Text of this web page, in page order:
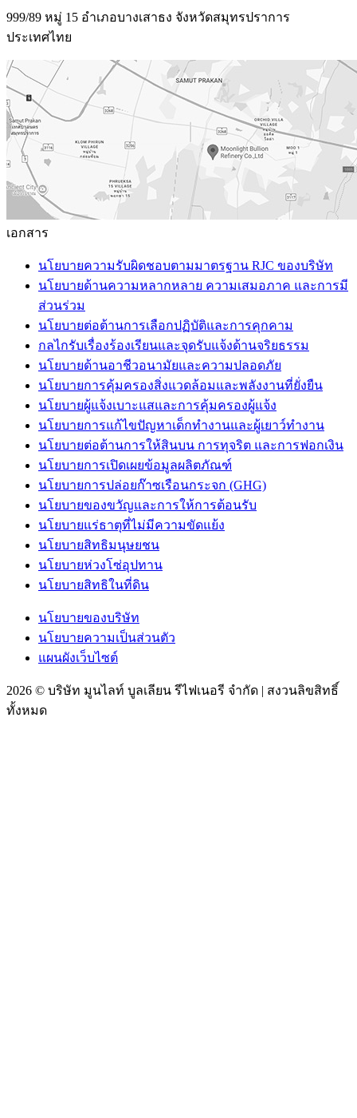
999/89 หมู่ 15 อำเภอบางเสาธง จังหวัดสมุทรปราการ
ประเทศไทย
เอกสาร
นโยบายความรับผิดชอบตามมาตรฐาน RJC ของบริษัท
นโยบายด้านความหลากหลาย ความเสมอภาค และการมี
ส่วนร่วม
นโยบายต่อต้านการเลือกปฏิบัติและการคุกคาม
กลไกรับเรื่องร้องเรียนและจุดรับแจ้งด้านจริยธรรม
นโยบายด้านอาชีวอนามัยและความปลอดภัย
นโยบายการคุ้มครองสิ่งแวดล้อมและพลังงานที่ยั่งยืน
นโยบายผู้แจ้งเบาะแสและการคุ้มครองผู้แจ้ง
นโยบายการแก้ไขปัญหาเด็กทำงานและผู้เยาว์ทำงาน
นโยบายต่อต้านการให้สินบน การทุจริต และการฟอกเงิน
นโยบายการเปิดเผยข้อมูลผลิตภัณฑ์
นโยบายการปล่อยก๊าซเรือนกระจก (GHG)
นโยบายของขวัญและการให้การต้อนรับ
นโยบายแร่ธาตุที่ไม่มีความขัดแย้ง
นโยบายสิทธิมนุษยชน
นโยบายห่วงโซ่อุปทาน
นโยบายสิทธิในที่ดิน
นโยบายของบริษัท
นโยบายความเป็นส่วนตัว
แผนผังเว็บไซต์
2026 © บริษัท มูนไลท์ บูลเลียน รีไฟเนอรี จำกัด | สงวนลิขสิทธิ์
ทั้งหมด